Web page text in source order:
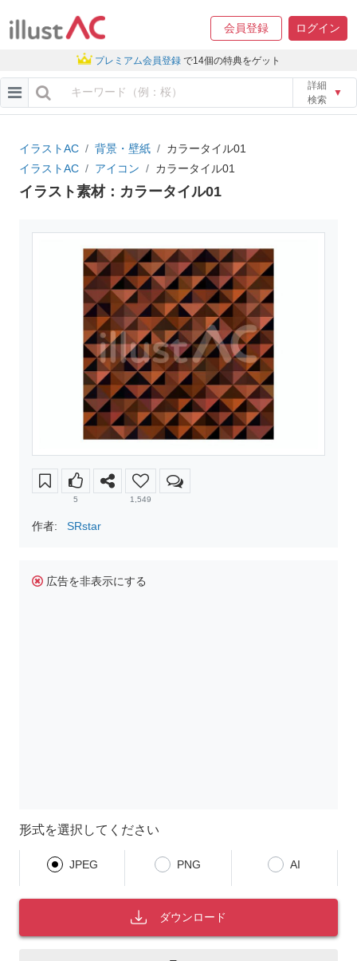
会員登録 ログイン
プレミアム会員登録 で14個の特典をゲット
詳細
検索
▼
イラストAC 背景・壁紙
カラータイル01
イラストAC
アイコン カラータイル01
イラスト素材：カラータイル01
5 1,549
作者: SRstar
広告を非表示にする
形式を選択してください
JPEG PNG AI
ダウンロード